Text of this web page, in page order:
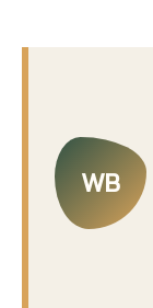
WB